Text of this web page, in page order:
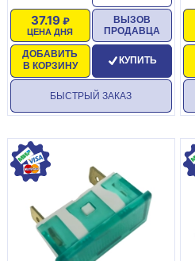
ЦЕНА ДНЯ
37.19
ДОБАВИТЬ
В КОРЗИНУ
ВЫЗОВ
ПРОДАВЦА
КУПИТЬ
БЫСТРЫЙ ЗАКАЗ